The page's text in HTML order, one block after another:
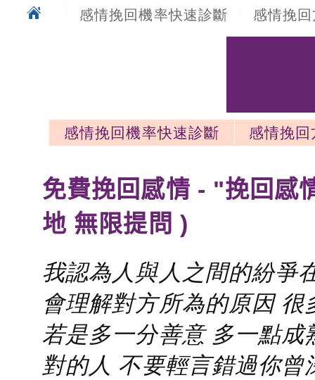
感情挽回機率快速診斷 感情挽
感情挽回機率快速診斷
感情挽
免費挽回感情 - "挽回感
地 無限提問 )
我認為人與人之間的紛爭
會理解對方所為的原因
若是多一分善意 多一點
對的人 不要輕言錯過你曾